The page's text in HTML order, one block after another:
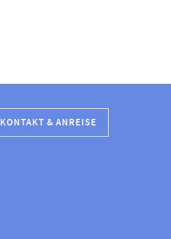
KONTAKT & ANREISE